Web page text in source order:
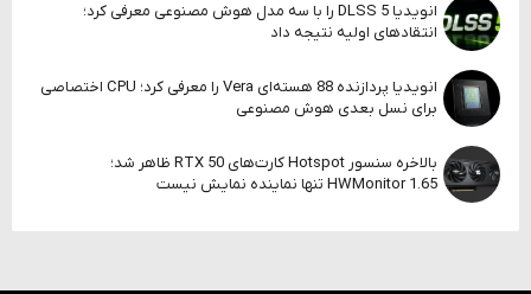
انویدیا DLSS 5 را با سه مدل هوش مصنوعی معرفی کرد؛
انتقادهای اولیه نتیجه داد
انویدیا پردازنده 88 هسته‌ای Vera را معرفی کرد؛ CPU اختصاصی
برای نسل بعدی هوش مصنوعی
بالاخره سنسور Hotspot کارت‌های RTX 50 ظاهر شد؛
HWMonitor 1.65 تنها نماینده نمایش نیست